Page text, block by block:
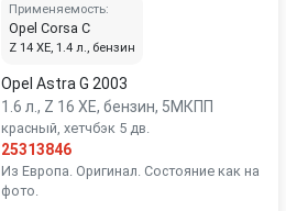
Применяемость:
Opel Corsa C
Z 14 XE, 1.4 л., бензин
Opel Astra G 2003
1.6 л., Z 16 XE, бензин, 5МКПП
красный, хетчбэк 5 дв.
25313846
Из Европа. Оригинал. Состояние как на
фото.